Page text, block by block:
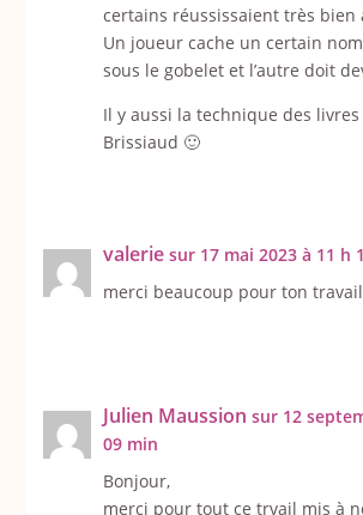
certains réussissaient très bien
Un joueur cache un certain
sous le gobelet et l’autre doit
Il y aussi la technique des
Brissiaud 🙂
valerie sur 17 mai 2023 à 11 h
merci beaucoup pour ton travail
Julien Maussion sur 12
09 min
Bonjour,
merci pour tout ce trvail mis à